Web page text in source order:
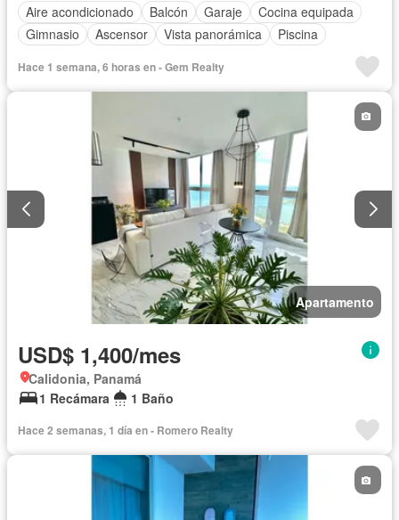
Aire acondicionado
Balcón Garaje
Cocina equipada
Gimnasio
Ascensor Vista panorámica Piscina
Hace 1 semana, 6 horas en - Gem Realty
Apartamento
USD$ 1,400/mes
Calidonia, Panamá
1 Recámara
1 Baño
Hace 2 semanas, 1 día en - Romero Realty